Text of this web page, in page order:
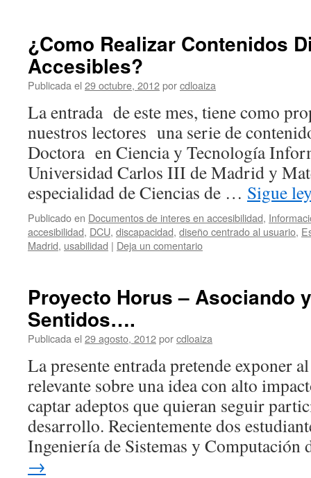
¿Como Realizar Contenidos
Accesibles?
Publicada el 29 octubre, 2012porcdloaiza
La entrada de este mes, tiene como
nuestros lectores una serie de
Doctora en Ciencia y Tecnología
Universidad Carlos III de Madrid y
especialidad de Ciencias de … Sigue
Publicado en Documentos de interes en accesibilidad,
accesibilidad, DCU, discapacidad, diseño centrado al usuario,
Madrid, usabilidad | Deja un comentario
Proyecto Horus – Asociando
Sentidos….
Publicada el 29 agosto, 2012porcdloaiza
La presente entrada pretende exponer
relevante sobre una idea con alto
captar adeptos que quieran seguir
desarrollo. Recientemente dos
Ingeniería de Sistemas y
→